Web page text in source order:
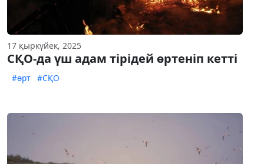
17 қыркүйек, 2025
СҚО-да үш адам тірідей өртеніп кетті
#өрт #СҚО